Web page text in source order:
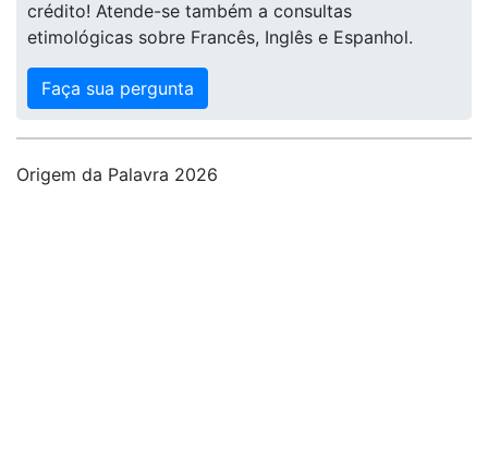
crédito! Atende-se também a consultas
etimológicas sobre Francês, Inglês e Espanhol.
Faça sua pergunta
Origem da Palavra 2026